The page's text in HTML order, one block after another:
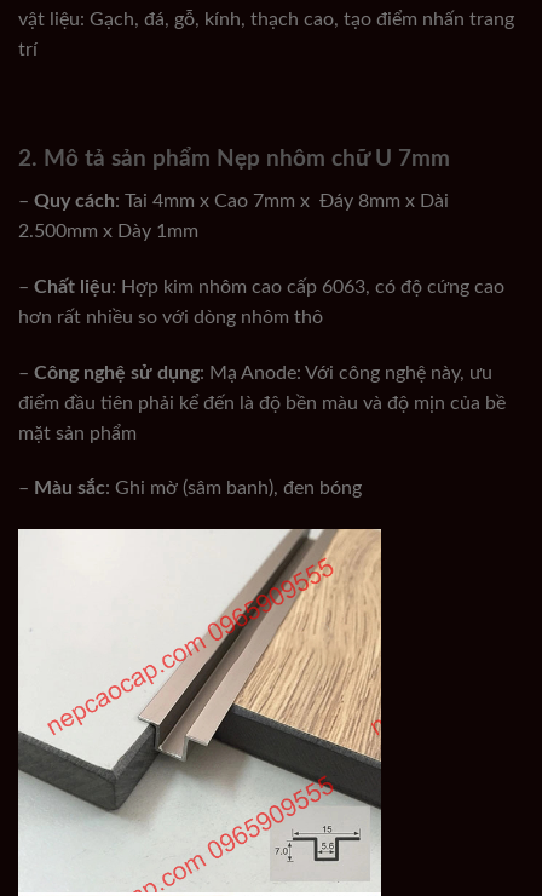
vật liệu: Gạch, đá, gỗ, kính, thạch cao, tạo điểm nhấn trang
trí
2. Mô tả sản phẩm Nẹp nhôm chữ U 7mm
– Quy cách: Tai 4mm x Cao 7mm x Đáy 8mm x Dài
2.500mm x Dày 1mm
– Chất liệu: Hợp kim nhôm cao cấp 6063, có độ cứng cao
hơn rất nhiều so với dòng nhôm thô
– Công nghệ sử dụng: Mạ Anode: Với công nghệ này, ưu
điểm đầu tiên phải kể đến là độ bền màu và độ mịn của bề
mặt sản phẩm
– Màu sắc: Ghi mờ (sâm banh), đen bóng